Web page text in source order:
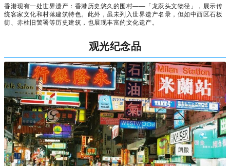
香港现有一处世界遗产：香港历史悠久的围村——「龙跃头文物径」，展示传
统客家文化和村落建筑特色。此外，虽未列入世界遗产名录，但如中西区石板
街、赤柱旧警署等历史建筑，也展现丰富的文化遗产。
观光纪念品